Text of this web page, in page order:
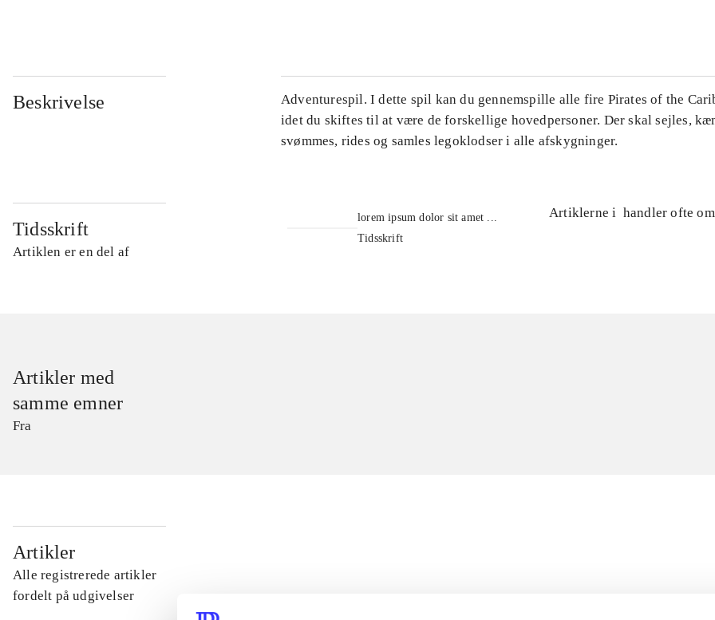
Beskrivelse
Adventurespil. I dette spil kan du gennemspille alle fire Pirates of the
idet du skiftes til at være de forskellige hovedpersoner. Der skal sejles,
svømmes, rides og samles legoklodser i alle afskygninger.
Tidsskrift
Artiklen er en del af
lorem ipsum dolor sit amet ...
Tidsskrift
Artiklerne i handler ofte om
Artikler med
samme emner
Fra
Artikler
Alle registrerede artikler
fordelt på udgivelser